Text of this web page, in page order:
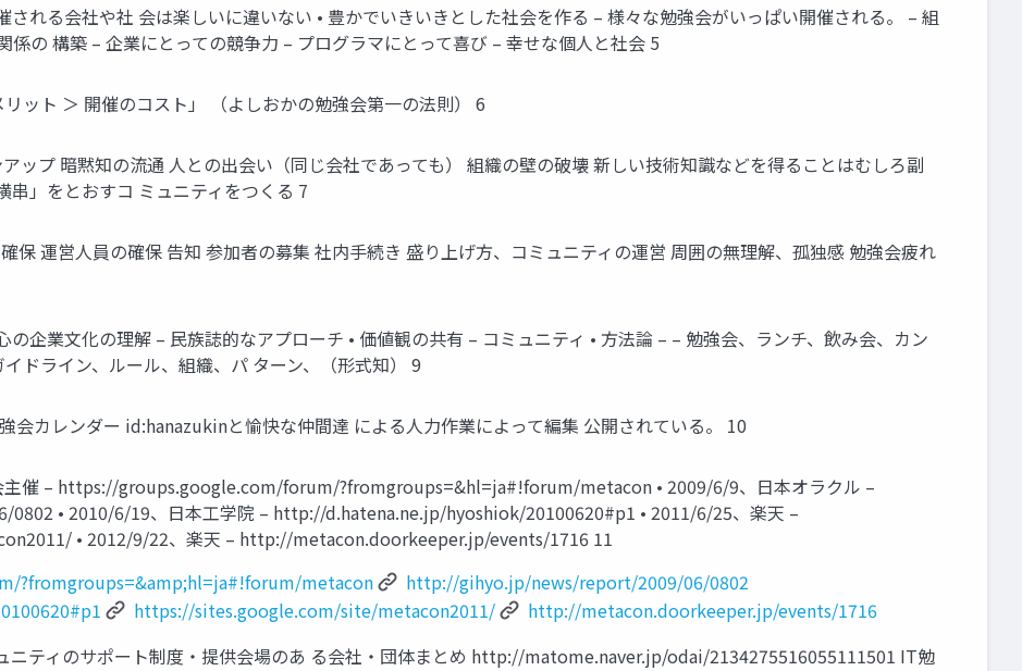
される会社や社 会は楽しいに違いない • 豊かでいきいきとした社会を作る – 様々な勉強会がいっぱい開催される。 – 組
の 構築 – 企業にとっての競争力 – プログラマにとって喜び – 幸せな個人と社会 5
ット ＞ 開催のコスト」 （よしおかの勉強会第一の法則） 6
アップ 暗黙知の流通 人との出会い（同じ会社であっても） 組織の壁の破壊 新しい技術知識などを得ることはむしろ副
串」をとおすコ ミュニティをつくる 7
確保 運営人員の確保 告知 参加者の募集 社内手続き 盛り上げ方、コミュニティの運営 周囲の無理解、孤独感 勉強会疲れ
の企業文化の理解 – 民族誌的なアプローチ • 価値観の共有 – コミュニティ • 方法論 – – 勉強会、ランチ、飲み会、カン
ドライン、ルール、組織、パ ターン、（形式知） 9
会カレンダー id:hanazukinと愉快な仲間達 による人力作業によって編集 公開されている。 10
主催 – https://groups.google.com/forum/?fromgroups=&hl=ja#!forum/metacon • 2009/6/9、日本オラクル –
• 2010/6/19、日本工学院 – http://d.hatena.ne.jp/hyoshiok/20100620#p1 • 2011/6/25、楽天 –
• 2012/9/22、楽天 – http://metacon.doorkeeper.jp/events/1716 11
?fromgroups=&amp;hl=ja#!forum/metacon
http://gihyo.jp/news/report/2009/06/0802
https://sites.google.com/site/metacon2011/
http://metacon.doorkeeper.jp/events/1716
ニティのサポート制度・提供会場のあ る会社・団体まとめ http://matome.naver.jp/odai/2134275516055111501 IT勉